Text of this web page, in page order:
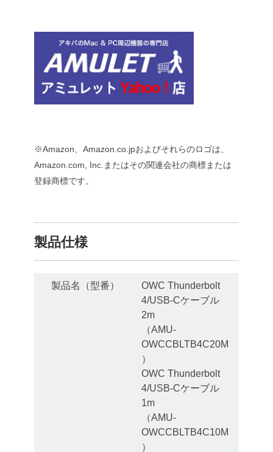
※Amazon、Amazon.co.jpおよびそれらのロゴは、
Amazon.com, Inc.またはその関連会社の商標または
登録商標です。
製品仕様
製品名（型番）
OWC Thunderbolt
4/USB-Cケーブル
2m
（AMU-
OWCCBLTB4C20M
）
OWC Thunderbolt
4/USB-Cケーブル
1m
（AMU-
OWCCBLTB4C10M
）